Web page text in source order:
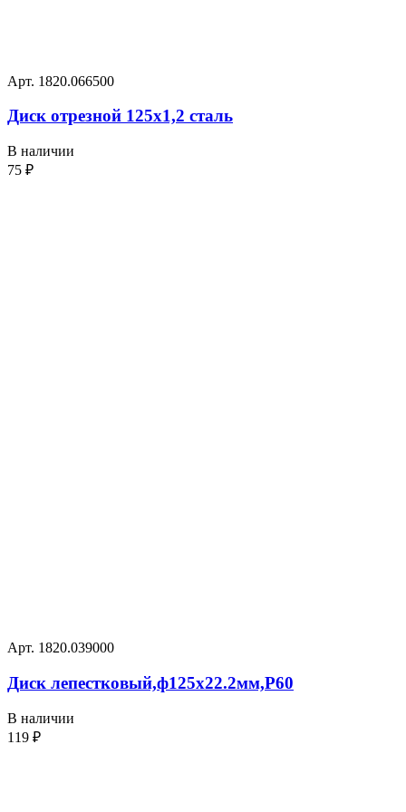
Арт. 1820.066500
Диск отрезной 125х1,2 сталь
В наличии
75 ₽
Арт. 1820.039000
Диск лепестковый,ф125х22.2мм,P60
В наличии
119 ₽